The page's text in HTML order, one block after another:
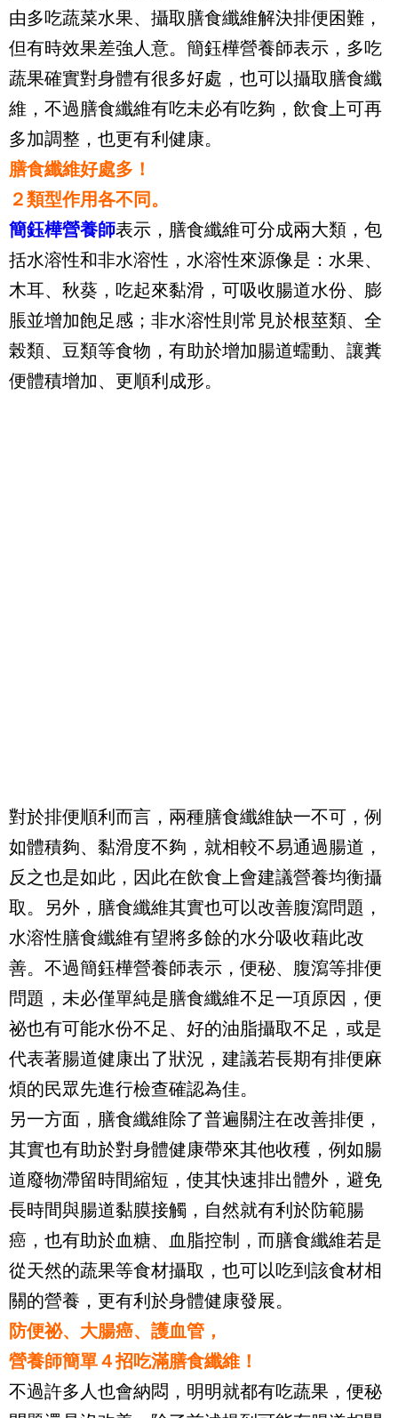
由多吃蔬菜水果、攝取膳食纖維解決排便困難，
但有時效果差強人意。簡鈺樺營養師表示，多吃
蔬果確實對身體有很多好處，也可以攝取膳食纖
維，不過膳食纖維有吃未必有吃夠，飲食上可再
多加調整，也更有利健康。
膳食纖維好處多！
２類型作用各不同。
簡鈺樺營養師表示，膳食纖維可分成兩大類，包
括水溶性和非水溶性，水溶性來源像是：水果、
木耳、秋葵，吃起來黏滑，可吸收腸道水份、膨
脹並增加飽足感；非水溶性則常見於根莖類、全
榖類、豆類等食物，有助於增加腸道蠕動、讓糞
便體積增加、更順利成形。
對於排便順利而言，兩種膳食纖維缺一不可，例
如體積夠、黏滑度不夠，就相較不易通過腸道，
反之也是如此，因此在飲食上會建議營養均衡攝
取。另外，膳食纖維其實也可以改善腹瀉問題，
水溶性膳食纖維有望將多餘的水分吸收藉此改
善。不過簡鈺樺營養師表示，便秘、腹瀉等排便
問題，未必僅單純是膳食纖維不足一項原因，便
祕也有可能水份不足、好的油脂攝取不足，或是
代表著腸道健康出了狀況，建議若長期有排便麻
煩的民眾先進行檢查確認為佳。
另一方面，膳食纖維除了普遍關注在改善排便，
其實也有助於對身體健康帶來其他收穫，例如腸
道廢物滯留時間縮短，使其快速排出體外，避免
長時間與腸道黏膜接觸，自然就有利於防範腸
癌，也有助於血糖、血脂控制，而膳食纖維若是
從天然的蔬果等食材攝取，也可以吃到該食材相
關的營養，更有利於身體健康發展。
防便祕、大腸癌、護血管，
營養師簡單４招吃滿膳食纖維！
不過許多人也會納悶，明明就都有吃蔬果，便秘